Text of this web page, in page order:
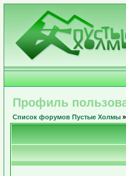
Профиль
Список форумов Пустые Холмы